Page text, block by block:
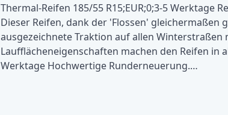
Thermal-Reifen 185/55 R15;EUR;0;3-5 Werktage
Dieser Reifen, dank der 'Flossen' gleichermaßen
ausgezeichnete Traktion auf allen
Laufflächeneigenschaften machen den Reifen in
Werktage Hochwertige Runderneuerung.…